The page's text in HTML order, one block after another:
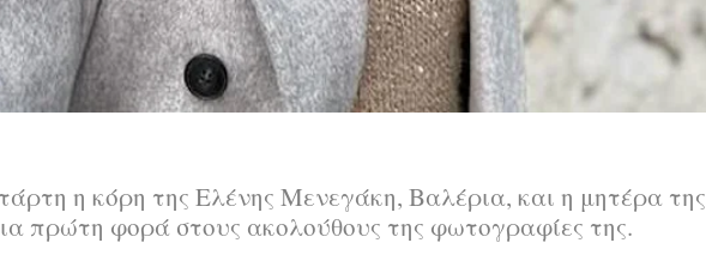
η κόρη της Ελένης Μενεγάκη, Βαλέρια, και η μητέρα της
πρώτη φορά στους ακολούθους της φωτογραφίες της.